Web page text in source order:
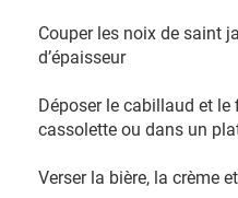
Couper les noix de saint
d’épaisseur
Déposer le cabillaud et
cassolette ou dans un
Verser la bière, la crème